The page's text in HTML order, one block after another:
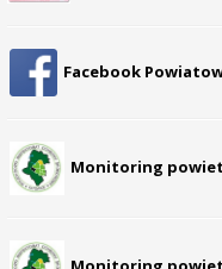
Facebook
Monitoring